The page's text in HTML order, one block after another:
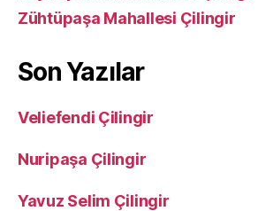
Zühtüpaşa Mahallesi Çilingir
Son Yazılar
Veliefendi Çilingir
Nuripaşa Çilingir
Yavuz Selim Çilingir